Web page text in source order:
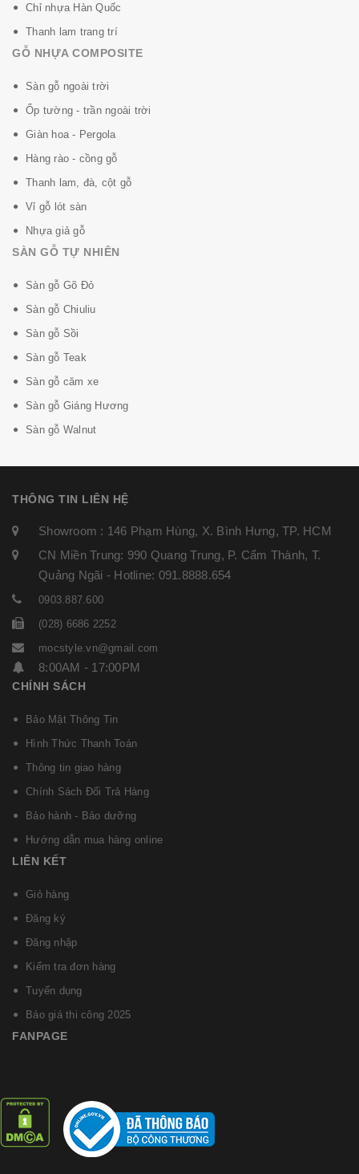
Chỉ nhựa Hàn Quốc
Thanh lam trang trí
GỖ NHỰA COMPOSITE
Sàn gỗ ngoài trời
Ốp tường - trần ngoài trời
Giàn hoa - Pergola
Hàng rào - cồng gỗ
Thanh lam, đà, cột gỗ
Vỉ gỗ lót sàn
Nhựa giả gỗ
SÀN GỖ TỰ NHIÊN
Sàn gỗ Gõ Đỏ
Sàn gỗ Chiuliu
Sàn gỗ Sồi
Sàn gỗ Teak
Sàn gỗ căm xe
Sàn gỗ Giáng Hương
Sàn gỗ Walnut
THÔNG TIN LIÊN HỆ
Showroom : 146 Phạm Hùng, X. Bình Hưng, TP. HCM
CN Miền Trung: 990 Quang Trung, P. Cẩm Thành, T.
Quảng Ngãi - Hotline: 091.8888.654
0903.887.600
(028) 6686 2252
mocstyle.vn@gmail.com
8:00AM - 17:00PM
CHÍNH SÁCH
Bảo Mật Thông Tin
Hình Thức Thanh Toán
Thông tin giao hàng
Chính Sách Đổi Trả Hàng
Bảo hành - Bảo dưỡng
Hướng dẫn mua hàng online
LIÊN KẾT
Giỏ hàng
Đăng ký
Đăng nhập
Kiểm tra đơn hàng
Tuyển dụng
Báo giá thi công 2025
FANPAGE